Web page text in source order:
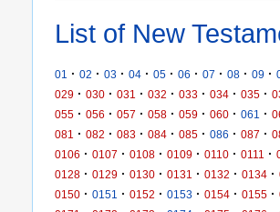
List of New
01 · 02 · 03 · 04 · 05 · 06 · 07 · 08 · 09 ·
029 · 030 · 031 · 032 · 033 · 034 · 035 ·
055 · 056 · 057 · 058 · 059 · 060 · 061 ·
081
· 082 · 083 · 084 · 085 · 086 · 087 ·
0106 · 0107 · 0108 · 0109 · 0110 · 0111 ·
0128 · 0129 · 0130 · 0131 · 0132 · 0134 ·
0150 · 0151 · 0152 · 0153 · 0154 · 0155 ·